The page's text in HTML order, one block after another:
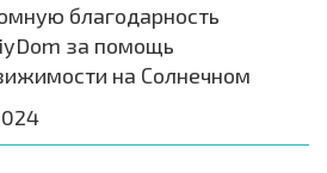
благодарность
за помощь
на Солнечном